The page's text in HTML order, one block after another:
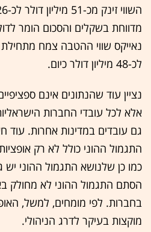
מדווחת בשקלים והסכום הומר
לכ-48 מיליון דולר כיום.
נציין עוד שהנתונים אינם
אלא לכל עובדי החברות
גם עובדים במדינות אחרות. עוד
התגמול ההוני כולל לא רק
כמו כן שלנושא התגמול ההוני יש
הסתם התגמול ההוני לא מחולק
בחברות. לפי מומחים, למשל,
מוקצות בעיקר לדרג הניהולי.